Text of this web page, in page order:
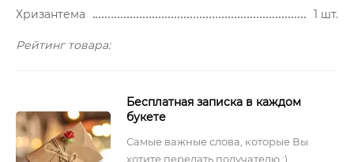
Хризантема
1 шт.
Рейтинг товара:
Бесплатная записка в каждом
букете
Самые важные слова, которые Вы
хотите передать получателю :)